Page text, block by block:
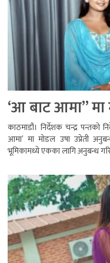
‘आ बाट आमा’’
काठमाडौं। निर्देशक चन्द्र पन्तको
आमा’ मा मोडल उषा उप्रेती
भूमिकामध्ये एकका लागि अनुबन्ध